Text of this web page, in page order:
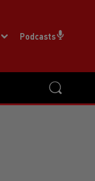
Podcasts